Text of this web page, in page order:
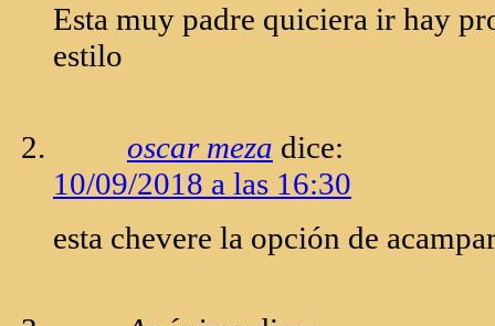
Esta muy padre quiciera ir hay
estilo
oscar meza dice:
10/09/2018 a las 16:30
esta chevere la opción de